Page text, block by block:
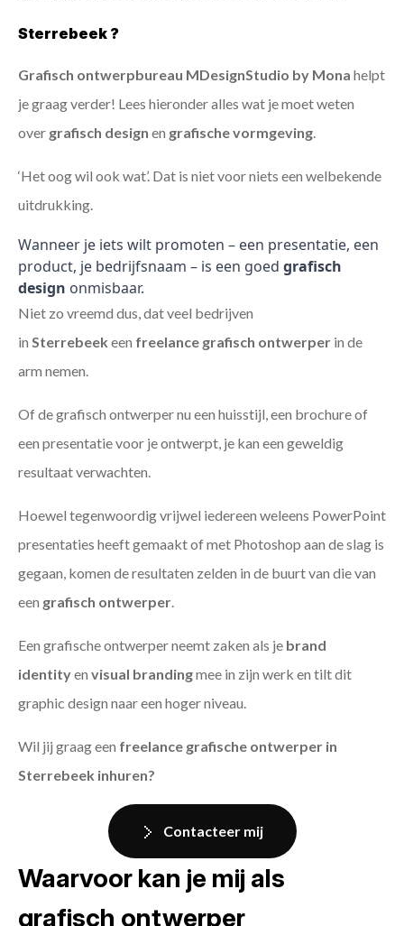
Sterrebeek ?
Grafisch ontwerpbureau MDesignStudio by Mona helpt
je graag verder! Lees hieronder alles wat je moet weten
over grafisch design en grafische vormgeving
‘Het oog wil ook wat’. Dat is niet voor niets een welbekende
uitdrukking.
Wanneer je iets wilt promoten – een presentatie, een
product, je bedrijfsnaam – is een goed grafisch
design onmisbaar.
Niet zo vreemd dus, dat veel bedrijven
in Sterrebeek een freelance grafisch ontwerper in de
arm nemen.
Of de grafisch ontwerper nu een huisstijl, een brochure of
een presentatie voor je ontwerpt, je kan een geweldig
resultaat verwachten.
Hoewel tegenwoordig vrijwel iedereen weleens PowerPoint
presentaties heeft gemaakt of met Photoshop aan de slag is
gegaan, komen de resultaten zelden in de buurt van die van
een grafisch ontwerper
Een grafische ontwerper neemt zaken als je brand
identityen visual brandingmee in zijn werk en tilt dit
graphic design naar een hoger niveau.
Wil jij graag een freelance grafische ontwerper in
Sterrebeek inhuren?
Contacteer mij
Waarvoor kan je mij als
grafisch ontwerper